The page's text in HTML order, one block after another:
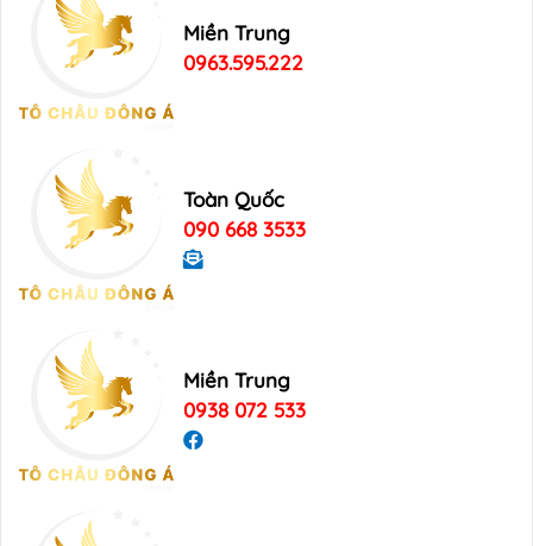
Miền Trung
0963.595.222
Toàn Quốc
090 668 3533
Miền Trung
0938 072 533